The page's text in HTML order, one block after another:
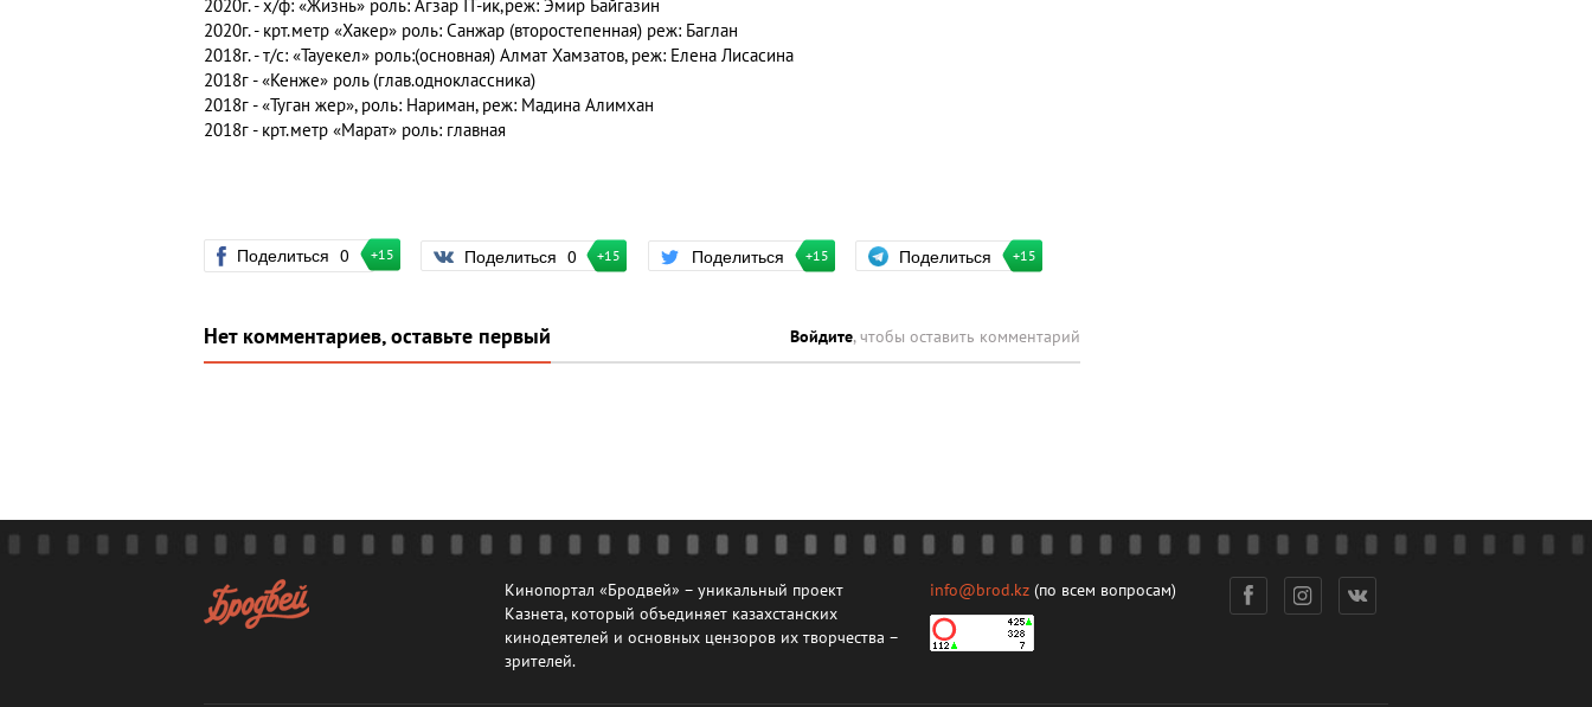
2020г. - х/ф: «Жизнь» роль: Агзар IT-ик,реж: Эмир Байгазин
2020г. - крт.метр «Хакер» роль: Санжар (второстепенная) реж: Баглан
2018г. - т/с: «Тауекел» роль:(основная) Алмат Хамзатов, реж: Елена Лисасина
2018г - «Кенже» роль (глав.одноклассника)
2018г - «Туган жер», роль: Нариман, реж: Мадина Алимхан
2018г - крт.метр «Марат» роль: главная
Поделиться 0 +15 Поделиться 0 +15 Поделиться +15 Поделиться +15
Нет комментариев, оставьте первый Войдите, чтобы оставить комментарий
Кинопортал «Бродвей» – уникальный проект
Казнета, который объединяет казахстанских
кинодеятелей и основных цензоров их творчества –
зрителей.
info@brod.kz (по всем вопросам)